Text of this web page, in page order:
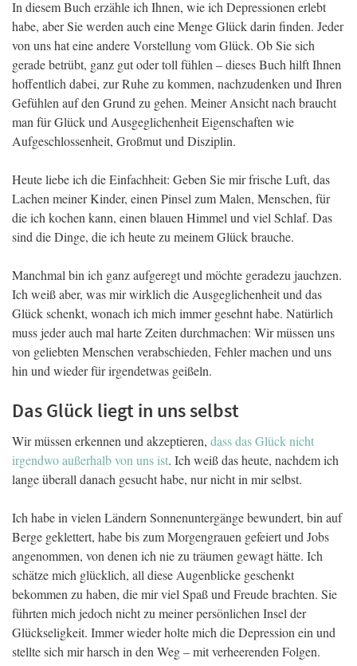
In diesem Buch erzähle ich Ihnen, wie ich Depressionen erlebt
habe, aber Sie werden auch eine Menge Glück darin finden. Jeder
von uns hat eine andere Vorstellung vom Glück. Ob Sie sich
gerade betrübt, ganz gut oder toll fühlen – dieses Buch hilft Ihnen
hoffentlich dabei, zur Ruhe zu kommen, nachzudenken und Ihren
Gefühlen auf den Grund zu gehen. Meiner Ansicht nach braucht
man für Glück und Ausgeglichenheit Eigenschaften wie
Aufgeschlossenheit, Großmut und Disziplin.
Heute liebe ich die Einfachheit: Geben Sie mir frische Luft, das
Lachen meiner Kinder, einen Pinsel zum Malen, Menschen, für
die ich kochen kann, einen blauen Himmel und viel Schlaf. Das
sind die Dinge, die ich heute zu meinem Glück brauche.
Manchmal bin ich ganz aufgeregt und möchte geradezu jauchzen.
Ich weiß aber, was mir wirklich die Ausgeglichenheit und das
Glück schenkt, wonach ich mich immer gesehnt habe. Natürlich
muss jeder auch mal harte Zeiten durchmachen: Wir müssen uns
von geliebten Menschen verabschieden, Fehler machen und uns
hin und wieder für irgendetwas geißeln.
Das Glück liegt in uns selbst
Wir müssen erkennen und akzeptieren, dass das Glück nicht
irgendwo außerhalb von uns ist. Ich weiß das heute, nachdem ich
lange überall danach gesucht habe, nur nicht in mir selbst.
Ich habe in vielen Ländern Sonnenuntergänge bewundert, bin auf
Berge geklettert, habe bis zum Morgengrauen gefeiert und Jobs
angenommen, von denen ich nie zu träumen gewagt hätte. Ich
schätze mich glücklich, all diese Augenblicke geschenkt
bekommen zu haben, die mir viel Spaß und Freude brachten. Sie
führten mich jedoch nicht zu meiner persönlichen Insel der
Glückseligkeit. Immer wieder holte mich die Depression ein und
stellte sich mir harsch in den Weg – mit verheerenden Folgen.